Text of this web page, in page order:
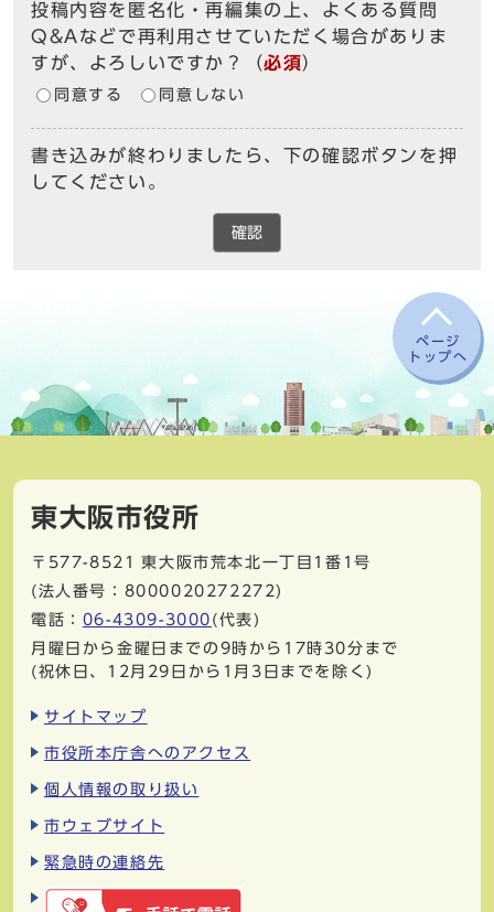
投稿内容を匿名化・再編集の上、よくある質問
Q&Aなどで再利用させていただく場合がありま
すが、よろしいですか？
（必須）
同意する 同意しない
書き込みが終わりましたら、下の確認ボタンを押
してください。
確認
ページ
トップへ
東大阪市役所
〒577-8521
東大阪市荒本北一丁目1番1号
(法人番号：8000020272272)
電話： 06-4309-3000 (代表)
月曜日から金曜日までの9時から17時30分まで
(祝休日、12月29日から1月3日までを除く)
サイトマップ
市役所本庁舎へのアクセス
個人情報の取り扱い
市ウェブサイト
緊急時の連絡先